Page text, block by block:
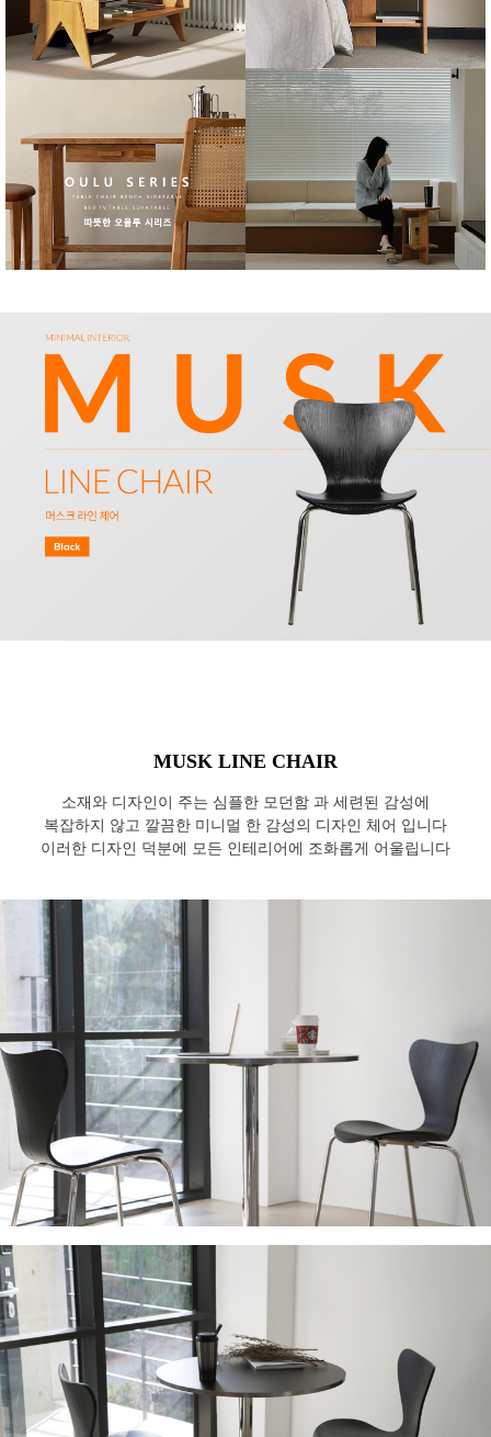
MUSK LINE CHAIR
소재와 디자인이 주는 심플한 모던함 과 세련된 감성에
복잡하지 않고 깔끔한 미니멀 한 감성의 디자인 체어 입니다
이러한 디자인 덕분에 모든 인테리어에 조화롭게 어울립니다